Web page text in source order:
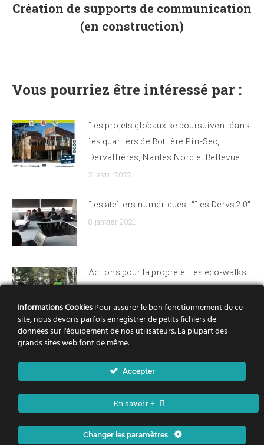
Article
suivant
:
Création de supports de communication
(en construction)
Vous pourriez être intéressé par :
Les projets globaux se poursuivent dans
les quartiers de Bottière Pin-Sec,
Dervallières, Nantes Nord et Bellevue
21 avril 2022
Les ateliers numériques : “Les Dervs 2.0”
8 janvier 2021
Actions pour la propreté : les éco-walks
et « Walking Derves »
8 janvier 2021
Le conseil citoyen des Dervallières
24 octobre 2019
Informations CookiesPour assurer le bon fonctionnement de ce
site, nous devons parfois enregistrer de petits fichiers de
données sur l'équipement de nos utilisateurs. La plupart des
grands sites web font de même.
Accepter
En savoir +
Changer les paramètres